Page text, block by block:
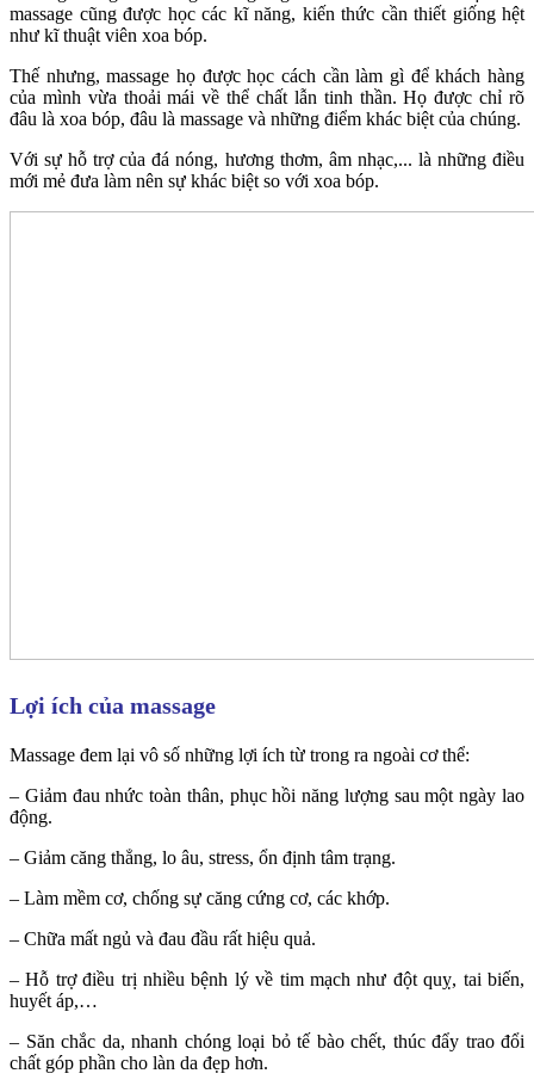
massage cũng được học các kĩ năng, kiến thức cần thiết giống hệt
như kĩ thuật viên xoa bóp.
Thế nhưng, massage họ được học cách cần làm gì để khách hàng
của mình vừa thoải mái về thể chất lẫn tinh thần. Họ được chỉ rõ
đâu là xoa bóp, đâu là massage và những điểm khác biệt của chúng.
Với sự hỗ trợ của đá nóng, hương thơm, âm nhạc,... là những điều
mới mẻ đưa làm nên sự khác biệt so với xoa bóp.
Lợi ích của massage
Massage đem lại vô số những lợi ích từ trong ra ngoài cơ thể:
– Giảm đau nhức toàn thân, phục hồi năng lượng sau một ngày lao
động.
– Giảm căng thẳng, lo âu, stress, ổn định tâm trạng.
– Làm mềm cơ, chống sự căng cứng cơ, các khớp.
– Chữa mất ngủ và đau đầu rất hiệu quả.
– Hỗ trợ điều trị nhiều bệnh lý về tim mạch như đột quỵ, tai biến,
huyết áp,…
– Săn chắc da, nhanh chóng loại bỏ tế bào chết, thúc đẩy trao đổi
chất góp phần cho làn da đẹp hơn.